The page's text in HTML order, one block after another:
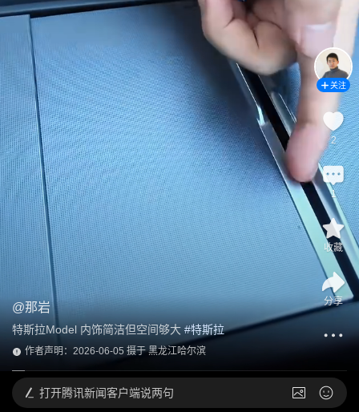
@那岩
特斯拉Model 内饰简洁但空间够大 #特斯拉
作者声明：2026-06-05 摄于 黑龙江哈尔滨
关注
2
1
收藏
分享
打开腾讯新闻客户端说两句